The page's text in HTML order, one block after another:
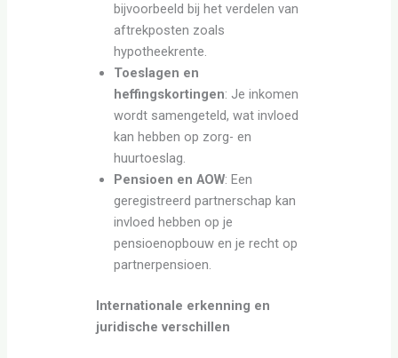
bijvoorbeeld bij het verdelen van
aftrekposten zoals
hypotheekrente.
Toeslagen en
heffingskortingen: Je inkomen
wordt samengeteld, wat invloed
kan hebben op zorg- en
huurtoeslag.
Pensioen en AOW: Een
geregistreerd partnerschap kan
invloed hebben op je
pensioenopbouw en je recht op
partnerpensioen.
Internationale erkenning en
juridische verschillen